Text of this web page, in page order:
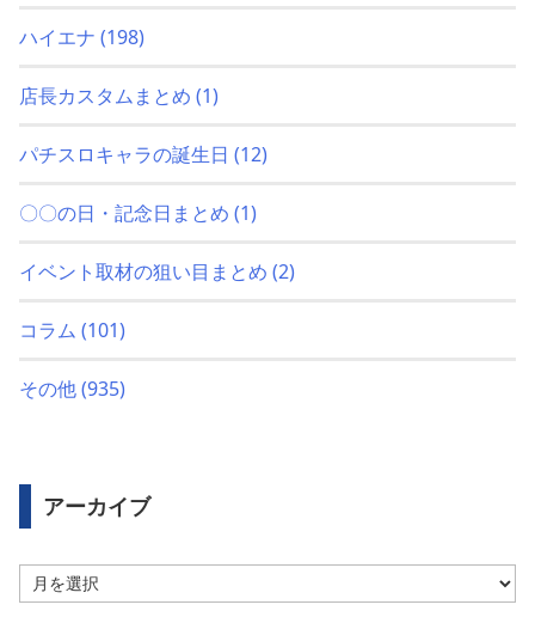
ハイエナ (198)
店長カスタムまとめ (1)
パチスロキャラの誕生日 (12)
〇〇の日・記念日まとめ (1)
イベント取材の狙い目まとめ (2)
コラム (101)
その他(935)
アーカイブ
ー